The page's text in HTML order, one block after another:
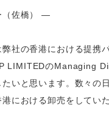
（佐橋） ―
社の香港における提携
LIMITEDのManaging
いと思います。 数々の
における卸売をしてい